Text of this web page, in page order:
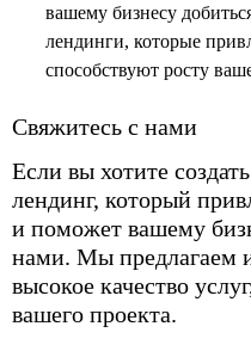
вашему бизнесу
лендинги, которые
способствуют росту
Свяжитесь с нами
Если вы хотите
лендинг, который
и поможет вашему
нами. Мы предлагаем
высокое качество
вашего проекта.